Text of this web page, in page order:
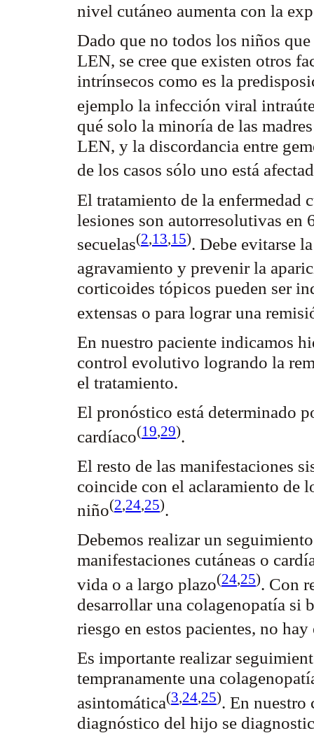
nivel cutáneo aumenta con la
Dado que no todos los niños
LEN, se cree que existen otros
intrínsecos como es la
ejemplo la infección viral
qué solo la minoría de las
LEN, y la discordancia entre
de los casos sólo uno está
El tratamiento de la enfermedad
lesiones son autorresolutivas en
secuelas(2,13,15). Debe evitarse
agravamiento y prevenir la
corticoides tópicos pueden ser
extensas o para lograr una
En nuestro paciente indicamos
control evolutivo logrando la
el tratamiento.
El pronóstico está determinado
cardíaco(19,29).
El resto de las manifestaciones
coincide con el aclaramiento de
niño(2,24,25).
Debemos realizar un
manifestaciones cutáneas o
vida o a largo plazo(24,25). Con
desarrollar una colagenopatía si
riesgo en estos pacientes, no
Es importante realizar
tempranamente una
asintomática(3,24,25). En nuestro
diagnóstico del hijo se